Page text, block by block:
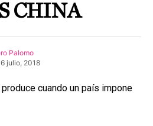
CHINA
Palomo
julio, 2018
cuando un país impone